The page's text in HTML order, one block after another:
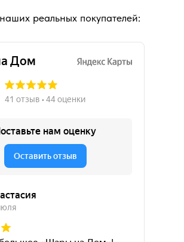
реальных покупателей: